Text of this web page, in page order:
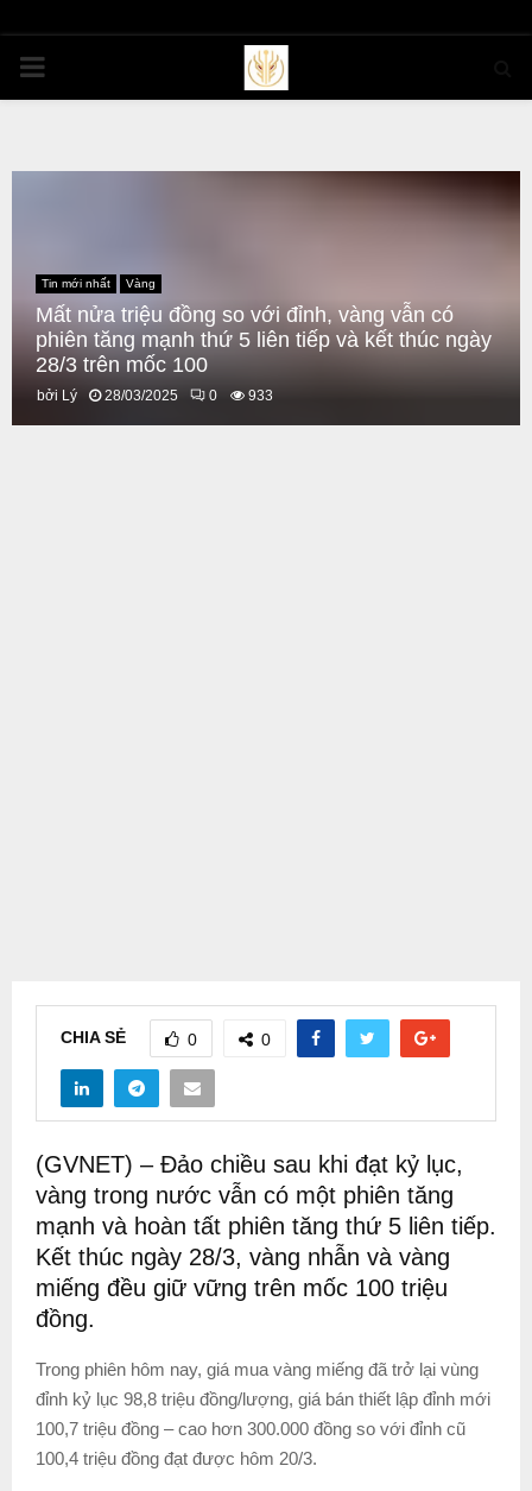
PRIMARY
Tin mới nhất Vàng
Mất nửa triệu đồng so với đỉnh, vàng vẫn có
phiên tăng mạnh thứ 5 liên tiếp và kết thúc ngày
28/3 trên mốc 100
bởi Lý 28/03/2025 0 933
CHIA SẺ 0 0
(GVNET) – Đảo chiều sau khi đạt kỷ lục,
vàng trong nước vẫn có một phiên tăng
mạnh và hoàn tất phiên tăng thứ 5 liên tiếp.
Kết thúc ngày 28/3, vàng nhẫn và vàng
miếng đều giữ vững trên mốc 100 triệu
đồng.
Trong phiên hôm nay, giá mua vàng miếng đã trở lại vùng
đỉnh kỷ lục 98,8 triệu đồng/lượng, giá bán thiết lập đỉnh mới
100,7 triệu đồng – cao hơn 300.000 đồng so với đỉnh cũ
100,4 triệu đồng đạt được hôm 20/3.